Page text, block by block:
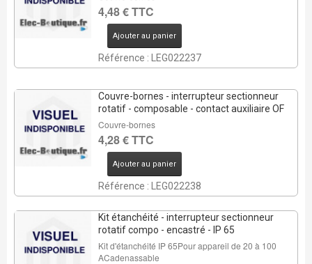
4,48 € TTC
Ajouter au panier
Référence : LEG022237
Couvre-bornes - interrupteur sectionneur
rotatif - composable - contact auxiliaire OF
Couvre-bornes
4,28 € TTC
Ajouter au panier
Référence : LEG022238
Kit étanchéité - interrupteur sectionneur
rotatif compo - encastré - IP 65
Kit d'étanchéité IP 65Pour appareil de 20 à 100
ACadenassable